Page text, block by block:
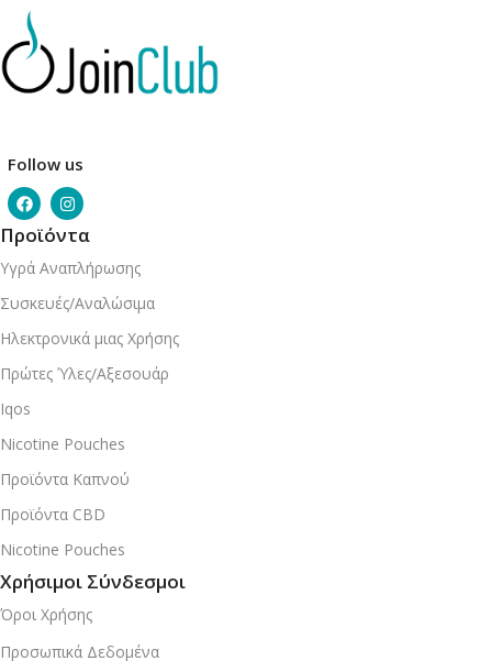
Follow us
Προϊόντα
Υγρά Αναπλήρωσης
Συσκευές/Αναλώσιμα
Ηλεκτρονικά μιας Χρήσης
Πρώτες Ύλες/Αξεσουάρ
Iqos
Nicotine Pouches
Προϊόντα Καπνού
Προϊόντα CBD
Nicotine Pouches
Χρήσιμοι Σύνδεσμοι
Όροι Χρήσης
Προσωπικά Δεδομένα